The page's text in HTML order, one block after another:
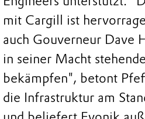
mit Cargill ist
auch Gouverneur Dave
in seiner Macht
bekämpfen", betont
die Infrastruktur am